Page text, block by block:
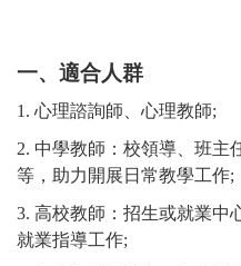
一、適合人群
1. 心理諮詢師、心理教師;
2. 中學教師：校領導、班主
等，助力開展日常教學工作;
3. 高校教師：招生或就業中
就業指導工作;